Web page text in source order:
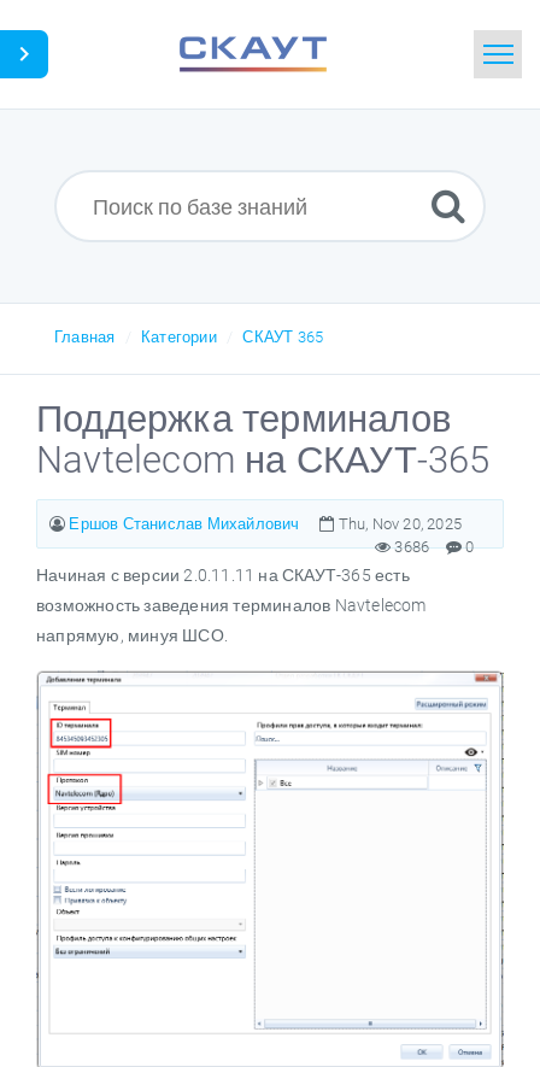
Словарь
Портал
Русский
Главная Категории СКАУТ 365
Поддержка терминалов
Navtelecom на СКАУТ-365
Ершов Станислав Михайлович
Thu, Nov 20, 2025
0
3686
Начиная с версии 2.0.11.11 на СКАУТ-365 есть
возможность заведения терминалов Navtelecom
напрямую, минуя ШСО.